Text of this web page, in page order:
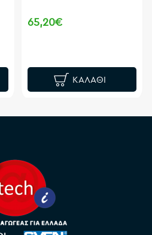
65,20€
ΚΑΛΆΘΙ